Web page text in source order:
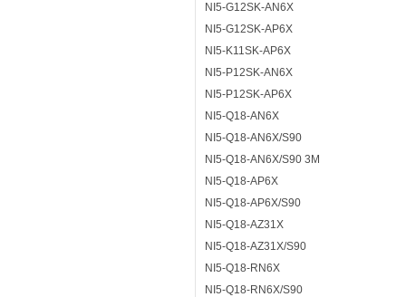
NI5-G12SK-AN6X
NI5-G12SK-AP6X
NI5-K11SK-AP6X
NI5-P12SK-AN6X
NI5-P12SK-AP6X
NI5-Q18-AN6X
NI5-Q18-AN6X/S90
NI5-Q18-AN6X/S90 3M
NI5-Q18-AP6X
NI5-Q18-AP6X/S90
NI5-Q18-AZ31X
NI5-Q18-AZ31X/S90
NI5-Q18-RN6X
NI5-Q18-RN6X/S90